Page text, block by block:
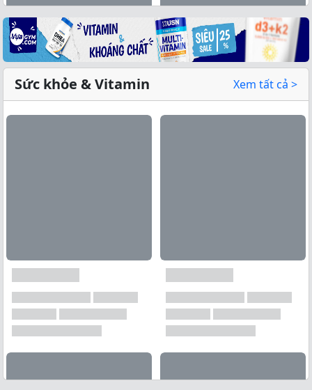
Xem tất cả →
Sức khỏe & Vitamin Xem tất cả >